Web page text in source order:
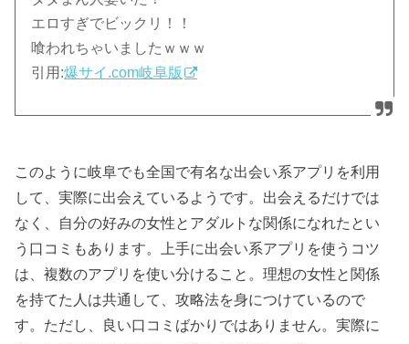
エロすぎでビックリ！！
喰われちゃいましたｗｗｗ
引用:爆サイ.com岐阜版
このように岐阜でも全国で有名な出会い系アプリを利用
して、実際に出会えているようです。出会えるだけでは
なく、自分の好みの女性とアダルトな関係になれたとい
う口コミもあります。上手に出会い系アプリを使うコツ
は、複数のアプリを使い分けること。理想の女性と関係
を持てた人は共通して、攻略法を身につけているので
す。ただし、良い口コミばかりではありません。実際に